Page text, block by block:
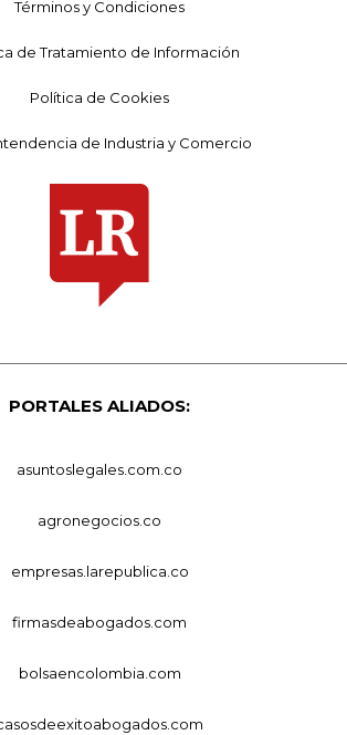
Términos y Condiciones
de Tratamiento de Información
Política de Cookies
de Industria y Comercio
PORTALES ALIADOS:
asuntoslegales.com.co
agronegocios.co
empresas.larepublica.co
firmasdeabogados.com
bolsaencolombia.com